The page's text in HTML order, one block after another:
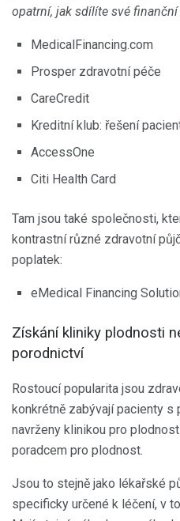
opatrní, jak sdílíte své
MedicalFinancing.com
Prosper zdravotní péče
CareCredit
Kreditní klub: řešení
AccessOne
Citi Health Card
Tam jsou také společnosti,
kontrastní různé zdravotní
poplatek:
eMedical Financing
Získání kliniky plodnosti
porodnictví
Rostoucí popularita jsou
konkrétně zabývají pacienty s
navrženy klinikou pro
poradcem pro plodnost.
Jsou to stejně jako lékařské
specificky určené k léčení, v